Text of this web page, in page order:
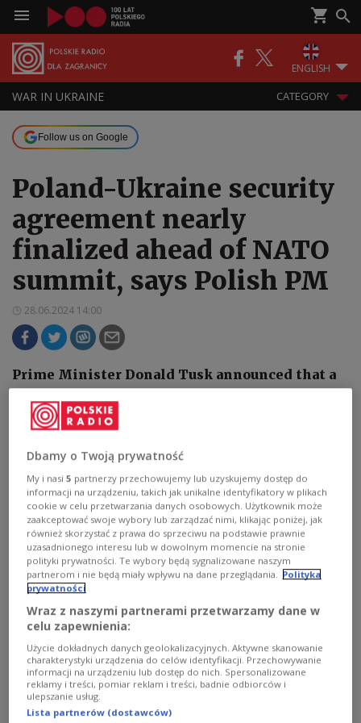
ENGLISH
WAR IN UKRAINE CATEGORY
Follow us on Google
Poland-Ukraine security
agreement nearly
finalized ahead of NATO
summit, says Polish PM
28.06.2024 14:00
Prime Minister Donald Tusk announced that a
complete and is expected to be signed with
President Volodymyr Zelenskyy before the
upcoming NATO summit.
Polish PM Donald Tusk. PAP/Rafał Guz
Dbamy o Twoją prywatność
My i nasi5 partnerzy przechowujemy lub uzyskujemy dostęp do
informacji na urządzeniu, takich jak unikalne identyfikatory w plikach
cookie w celu przetwarzania danych osobowych. Użytkownik może
zaakceptować swoje wybory lub zarządzać nimi, klikając poniżej, jak
również skorzystać z prawa do sprzeciwu na podstawie prawnie
uzasadnionego interesu lub w dowolnym momencie na stronie
polityki prywatności. Te wybory będą sygnalizowane naszym
partnerom i nie będą miały wpływu na dane przeglądania. Polityka
prywatności
Wraz z naszymi partnerami przetwarzamy dane w
celu zapewnienia:
Użycie dokładnych danych geolokalizacyjnych. Aktywne skanowanie
charakterystyki urządzenia do celów identyfikacji. Przechowywanie
informacji na urządzeniu lub dostęp do nich. Spersonalizowane
reklamy i treści, pomiar reklam i treści, badnie odbiorców i
ulepszanie usług.
Lista partnerów (dostawców)